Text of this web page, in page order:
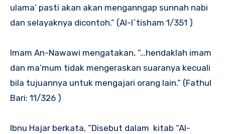
ulama’ pasti akan akan menganngap sunnah nabi
dan selayaknya dicontoh.” (Al-I`tisham 1/351 )
Imam An-Nawawi mengatakan, “…hendaklah imam
dan ma’mum tidak mengeraskan suaranya kecuali
bila tujuannya untuk mengajari orang lain.” (Fathul
Bari: 11/326 )
Ibnu Hajar berkata, ”Disebut dalam kitab “Al-